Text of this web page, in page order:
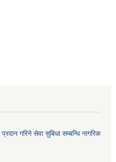
प्रदान गरिने सेवा सुबिधा सम्बन्धि नागरिक